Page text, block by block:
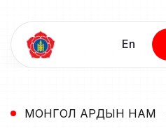
En
МОНГОЛ АРДЫН НАМ